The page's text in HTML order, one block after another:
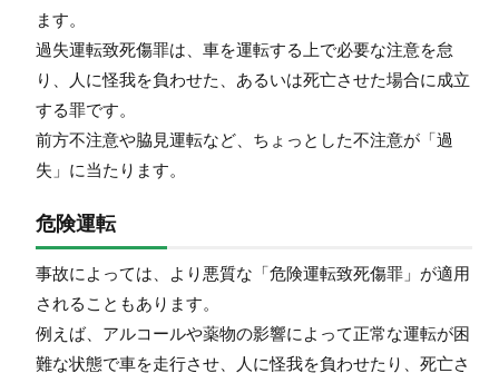
ます。
過失運転致死傷罪は、車を運転する上で必要な注意を怠
り、人に怪我を負わせた、あるいは死亡させた場合に成立
する罪です。
前方不注意や脇見運転など、ちょっとした不注意が「過
失」に当たります。
危険運転
事故によっては、より悪質な「危険運転致死傷罪」が適用
されることもあります。
例えば、アルコールや薬物の影響によって正常な運転が困
難な状態で車を走行させ、人に怪我を負わせたり、死亡さ